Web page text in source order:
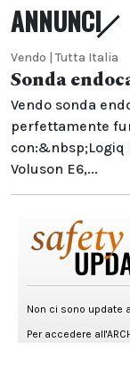
ANNUNCI
Vendo | Tutta Italia
Sonda
Vendo sonda
perfettamente
con:&nbsp;Logiq
Voluson E6,...